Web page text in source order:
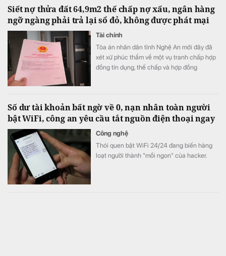
Siết nợ thửa đất 64,9m2 thế chấp nợ xấu, ngân hàng
ngỡ ngàng phải trả lại sổ đỏ, không được phát mại
Tài chính
Tòa án nhân dân tỉnh Nghệ An mới đây đã
xét xử phúc thẩm về một vụ tranh chấp hợp
đồng tín dụng, thế chấp và hợp đồng
Số dư tài khoản bất ngờ về 0, nạn nhân toàn người
bật WiFi, công an yêu cầu tắt nguồn điện thoại ngay
Công nghệ
Thói quen bật WiFi 24/24 đang biến hàng
loạt người thành "mồi ngon" của hacker.